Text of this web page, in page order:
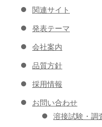
関連サイト
発表テーマ
会社案内
品質方針
採用情報
お問い合わせ
溶接試験・調